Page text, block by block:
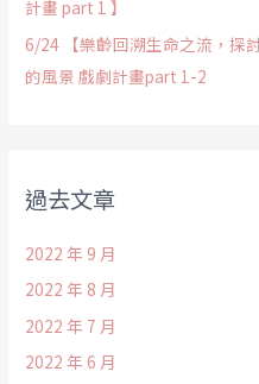
計畫 part 1 】
6/24 【樂齡回溯生命之流，探
的風景 戲劇計畫part 1-2
過去文章
2022 年 9 月
2022 年 8 月
2022 年 7 月
2022 年 6 月